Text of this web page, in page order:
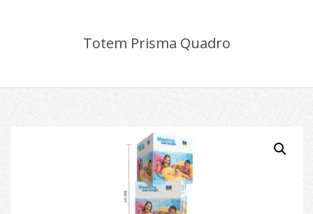
Totem Prisma Quadro